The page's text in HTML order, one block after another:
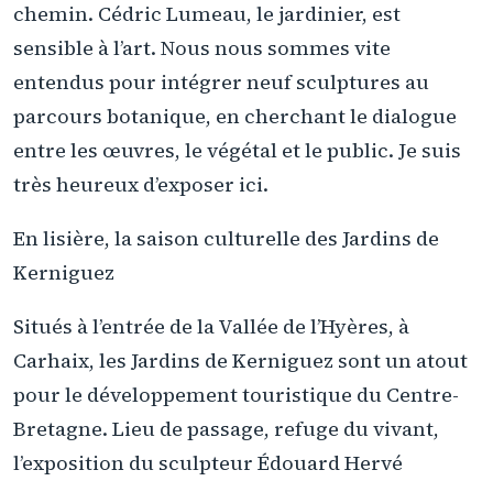
chemin. Cédric Lumeau, le jardinier, est
sensible à l’art. Nous nous sommes vite
entendus pour intégrer neuf sculptures au
parcours botanique, en cherchant le dialogue
entre les œuvres, le végétal et le public. Je suis
très heureux d’exposer ici.
En lisière, la saison culturelle des Jardins de
Kerniguez
Situés à l’entrée de la Vallée de l’Hyères, à
Carhaix, les Jardins de Kerniguez sont un atout
pour le développement touristique du Centre-
Bretagne. Lieu de passage, refuge du vivant,
l’exposition du sculpteur Édouard Hervé